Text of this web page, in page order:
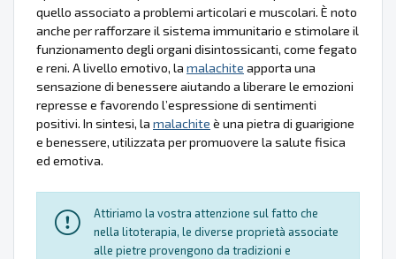
quello associato a problemi articolari e muscolari. È noto
anche per rafforzare il sistema immunitario e stimolare il
funzionamento degli organi disintossicanti, come fegato
e reni. A livello emotivo, la malachite apporta una
sensazione di benessere aiutando a liberare le emozioni
represse e favorendo l’espressione di sentimenti
positivi. In sintesi, la malachite è una pietra di guarigione
e benessere, utilizzata per promuovere la salute fisica
ed emotiva.
Attiriamo la vostra attenzione sul fatto che
nella litoterapia, le diverse proprietà associate
alle pietre provengono da tradizioni e